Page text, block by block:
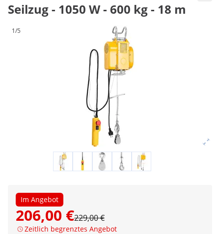
Seilzug - 1050 W - 600 kg - 18 m
1/5
Im Angebot
206,00 €229,00 €
Zeitlich begrenztes Angebot